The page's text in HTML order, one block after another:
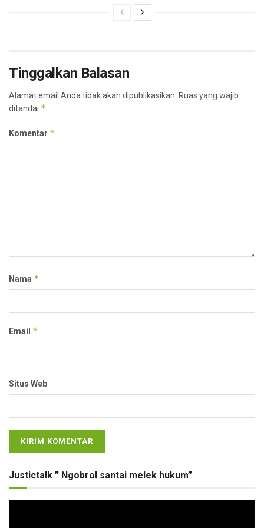
Tinggalkan Balasan
Alamat email Anda tidak akan dipublikasikan. Ruas yang wajib
ditandai *
Komentar *
Nama *
Email *
Situs Web
Justictalk ” Ngobrol santai melek hukum”